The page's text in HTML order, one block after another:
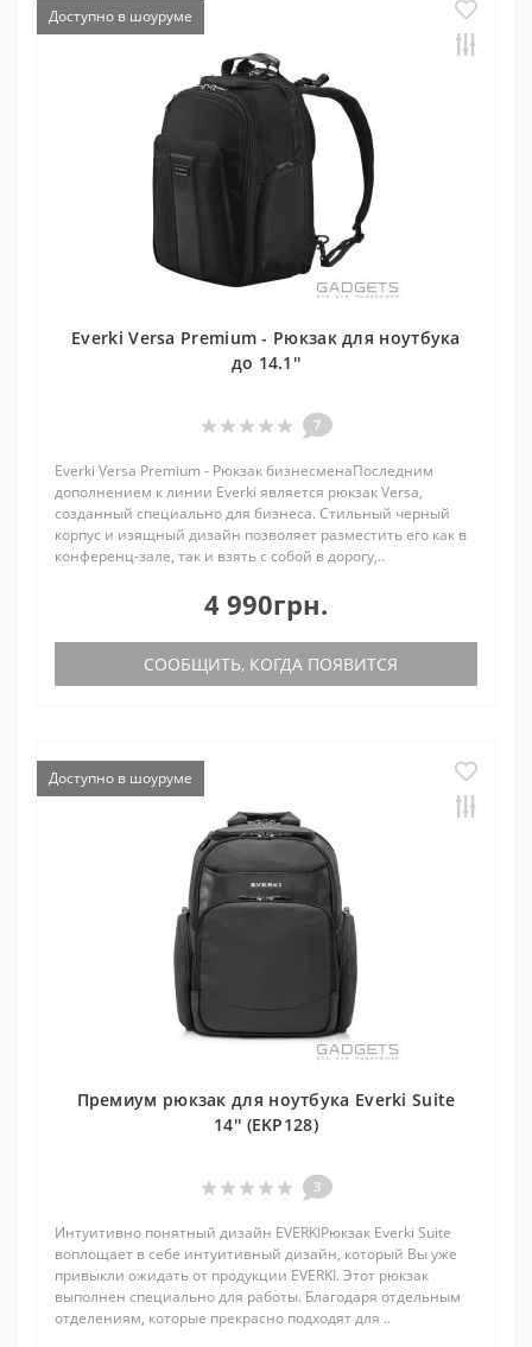
Доступно в шоуруме
Everki Versa Premium - Рюкзак для ноутбука
до 14.1''
7
Everki Versa Premium - Рюкзак бизнесменаПоследним
дополнением к линии Everki является рюкзак Versa,
созданный специально для бизнеса. Стильный черный
корпус и изящный дизайн позволяет разместить его как в
конференц-зале, так и взять с собой в дорогу,..
4 990грн.
СООБЩИТЬ, КОГДА ПОЯВИТСЯ
Доступно в шоуруме
Премиум рюкзак для ноутбука Everki Suite
14'' (EKP128)
3
Интуитивно понятный дизайн EVERKIРюкзак Everki Suite
воплощает в себе интуитивный дизайн, который Вы уже
привыкли ожидать от продукции EVERKI. Этот рюкзак
выполнен специально для работы. Благодаря отдельным
отделениям, которые прекрасно подходят для ..